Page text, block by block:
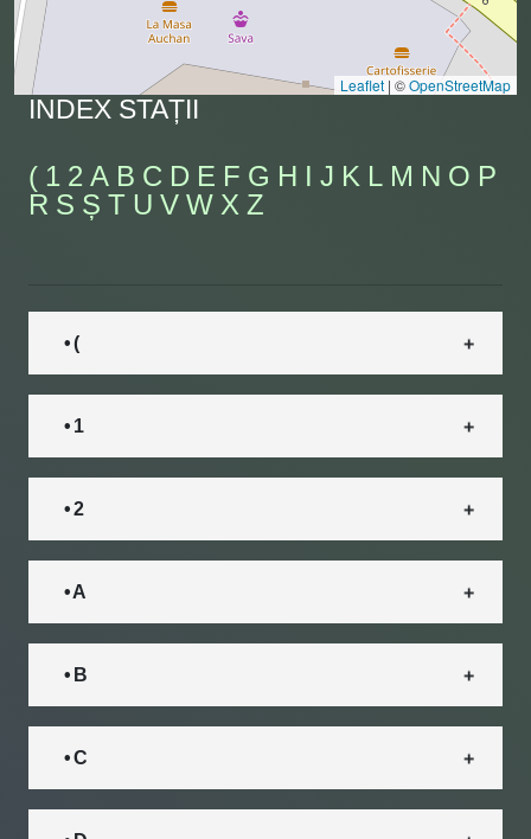
Leaflet | ©OpenStreetMap
INDEX STAȚII
( 1 2 A B C D E F G H I J K L M N O P
R S Ș T U V W X Z
• (
• 1
• 2
• A
• B
• C